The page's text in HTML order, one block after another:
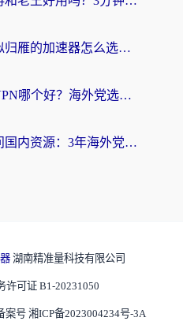
海外党必看：类似归雁的加速器怎么选？一篇搞定无缝访问国内资源
斧牛和极速穿梭VPN哪个好？海外党选回国加速器必看的真实对比与避坑指南
北美回国无缝访问国内资源：3年海外党亲测的加速器选择指南
湖南精准量科技有限公司
许可证 B1-20231050
案号 湘ICP备2023004234号-3A